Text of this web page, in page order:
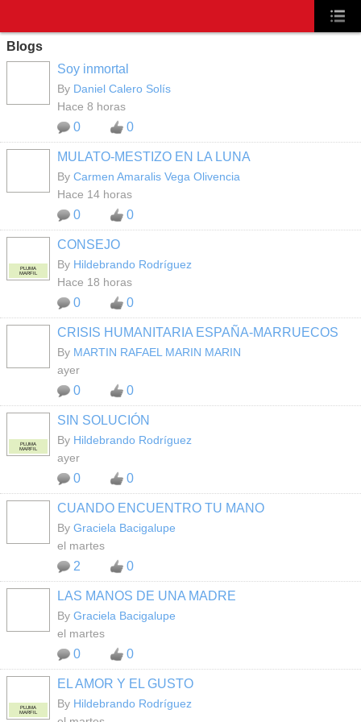
Blogs
Soy inmortal
By Daniel Calero Solís
Hace 8 horas
0 0
MULATO-MESTIZO EN LA LUNA
By Carmen Amaralis Vega Olivencia
Hace 14 horas
0 0
PLUMA
MARFIL
CONSEJO
By Hildebrando Rodríguez
Hace 18 horas
0 0
CRISIS HUMANITARIA ESPAÑA-MARRUECOS
By MARTIN RAFAEL MARIN MARIN
ayer
0 0
PLUMA
MARFIL
SIN SOLUCIÓN
By Hildebrando Rodríguez
ayer
0 0
CUANDO ENCUENTRO TU MANO
By Graciela Bacigalupe
el martes
2 0
LAS MANOS DE UNA MADRE
By Graciela Bacigalupe
el martes
0 0
PLUMA
MARFIL
EL AMOR Y EL GUSTO
By Hildebrando Rodríguez